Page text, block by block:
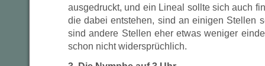
ausgedruckt, und ein Lineal sollte sich auch
die dabei entstehen, sind an einigen Stellen
sind andere Stellen eher etwas weniger
schon nicht widersprüchlich.